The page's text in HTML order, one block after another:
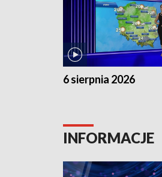
6 sierpnia 2026
INFORMACJE